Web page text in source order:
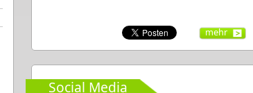
mehr
Social Media